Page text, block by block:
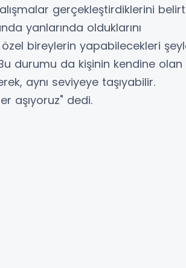
gerçekleştirdiklerini
yanlarında olduklarını
bireylerin yapabilecekleri
durumu da kişinin kendine olan
aynı seviyeye taşıyabilir.
aşıyoruz" dedi.